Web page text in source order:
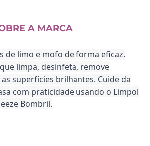
A MARCA
de limo e mofo de forma eficaz.
limpa, desinfeta, remove
superfícies brilhantes. Cuide da
com praticidade usando o Limpol
Bombril.